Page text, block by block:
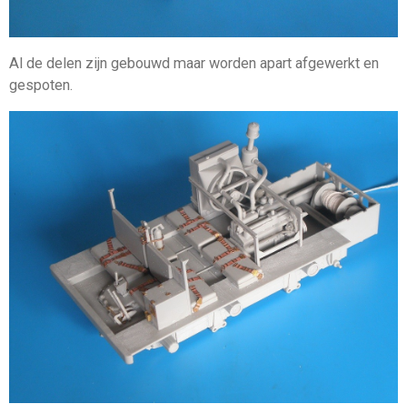
Al de delen zijn gebouwd maar worden apart afgewerkt en
gespoten.